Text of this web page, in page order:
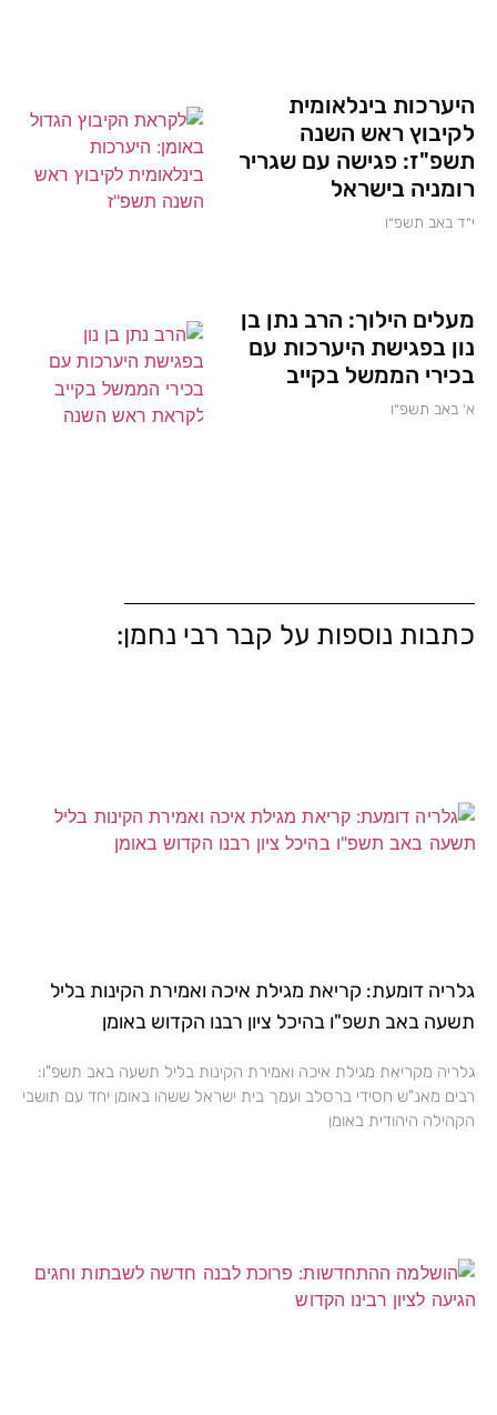
היערכות בינלאומית
לקיבוץ ראש השנה
תשפ"ז: פגישה עם שגריר
רומניה בישראל
י״ד באב תשפ״ו
מעלים הילוך: הרב נתן בן
נון בפגישת היערכות עם
בכירי הממשל בקייב
א׳ באב תשפ״ו
כתבות נוספות על קבר רבי נחמן:
גלריה דומעת: קריאת מגילת איכה ואמירת הקינות בליל
תשעה באב תשפ"ו בהיכל ציון רבנו הקדוש באומן
גלריה מקריאת מגילת איכה ואמירת הקינות בליל תשעה באב תשפ"ו:
רבים מאנ"ש חסידי ברסלב ועמך בית ישראל ששהו באומן יחד עם תושבי
הקהילה היהודית באומן